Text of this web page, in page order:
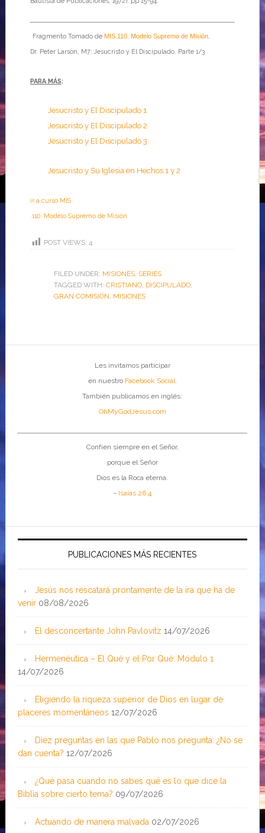
Fragmento Tomado de MIS.110. Modelo Supremo de Misión,
Dr. Peter Larson, M7: Jesucristo y El Discipulado. Parte 1/3
PARA MÁS:
Jesucristo y El Discipulado 1
Jesucristo y El Discipulado 2
Jesucristo y El Discipulado 3
Jesucristo y Su Iglesia en Hechos 1 y 2
ir a curso MIS
.110. Modelo Supremo de Misión
POST VIEWS: 4
FILED UNDER: MISIONES, SERIES
TAGGED WITH: CRISTIANO, DISCIPULADO,
GRAN COMISIÓN, MISIONES
Les invitamos participar
en nuestro Facebook Social.
También publicamos en inglés:
OhMyGodJesus.com
Confíen siempre en el Señor,
porque el Señor
Dios es la Roca eterna.
- Isaías 26:4
PUBLICACIONES MÁS RECIENTES
Jesús nos rescatará prontamente de la ira que ha de
venir 08/08/2026
El desconcertante John Pavlovitz 14/07/2026
Hermenéutica – El Qué y el Por Qué: Módulo 1
14/07/2026
Eligiendo la riqueza superior de Dios en lugar de
placeres momentáneos 12/07/2026
Diez preguntas en las que Pablo nos pregunta: ¿No se
dan cuenta? 12/07/2026
¿Qué pasa cuando no sabes qué es lo que dice la
Biblia sobre cierto tema? 09/07/2026
Actuando de manera malvada 02/07/2026